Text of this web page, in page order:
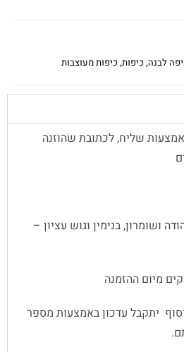
לבנה, כיפות, כיפות מעוצבות
שליח, לכתובת שהוזנה
ושומרון, בנימין וגוש עציון –
יתקבל עדכון באמצעות מספר